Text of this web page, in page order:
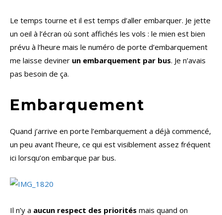
Le temps tourne et il est temps d’aller embarquer. Je jette
un oeil à l’écran où sont affichés les vols : le mien est bien
prévu à l’heure mais le numéro de porte d’embarquement
me laisse deviner un embarquement par bus. Je n’avais
pas besoin de ça.
Embarquement
Quand j’arrive en porte l’embarquement a déjà commencé,
un peu avant l’heure, ce qui est visiblement assez fréquent
ici lorsqu’on embarque par bus.
Il n’y a aucun respect des priorités mais quand on